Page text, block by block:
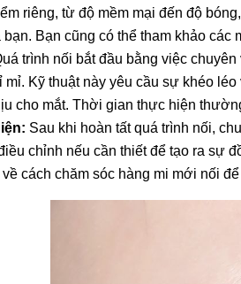
riêng, từ độ mềm mại đến độ
Bạn cũng có thể tham khảo
trình nối bắt đầu bằng việc
mỉ. Kỹ thuật này yêu cầu sự khéo
cho mắt. Thời gian thực hiện
Sau khi hoàn tất quá trình nối,
chỉnh nếu cần thiết để tạo ra sự
cách chăm sóc hàng mi mới nối
Nổi Bật Ánh Nhìn
Nhỏ